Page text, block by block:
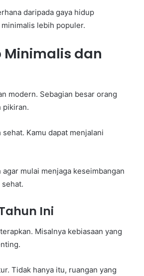
daripada gaya hidup
lebih populer.
Minimalis dan
modern. Sebagian besar orang
pikiran.
Kamu dapat menjalani
mulai menjaga keseimbangan
Ini
Misalnya kebiasaan yang
Tidak hanya itu, ruangan yang